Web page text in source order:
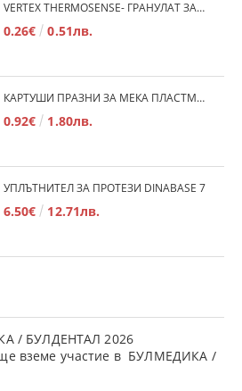
VERTEX THERMOSENSE- ГРАНУЛАТ ЗА МЕКИ ПРОТЕЗИ
0.26€ 0.51лв.
КАРТУШИ ПРАЗНИ ЗА МЕКА ПЛАСТМАСА
0.92€ 1.80лв.
УПЛЪТНИТЕЛ ЗА ПРОТЕЗИ DINABASE 7
6.50€ 12.71лв.
/ БУЛДЕНТАЛ 2026
вземе участие в БУЛМЕДИКА /